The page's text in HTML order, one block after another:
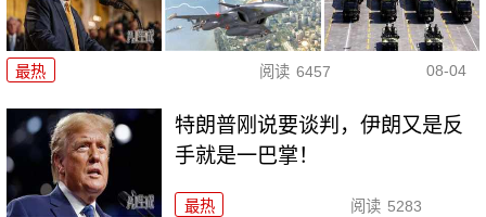
最热 阅读 6457 08-04
特朗普刚说要谈判，伊朗又是反
手就是一巴掌！
最热 阅读 5283